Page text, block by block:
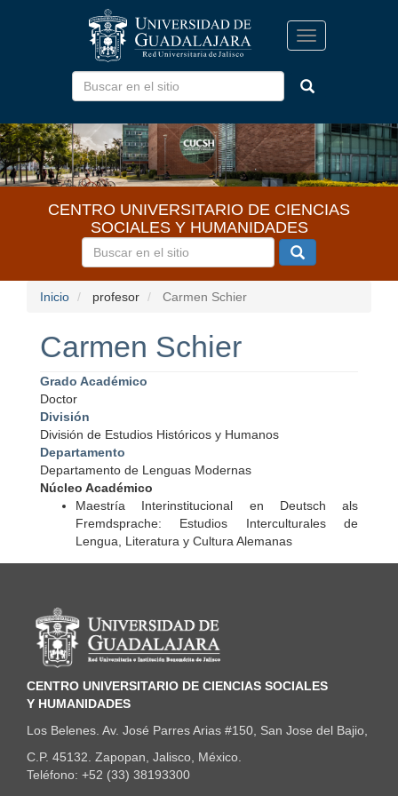
Toggle
navigation
CENTRO UNIVERSITARIO DE CIENCIAS
SOCIALES Y HUMANIDADES
Inicio profesor Carmen Schier
Carmen Schier
Grado Académico
Doctor
División
División de Estudios Históricos y Humanos
Departamento
Departamento de Lenguas Modernas
Núcleo Académico
Maestría Interinstitucional en Deutsch als
Fremdsprache: Estudios Interculturales de
Lengua, Literatura y Cultura Alemanas
Información del portal
CENTRO UNIVERSITARIO DE CIENCIAS SOCIALES
Y HUMANIDADES
Los Belenes. Av. José Parres Arias #150, San Jose del Bajio,
C.P. 45132. Zapopan, Jalisco, México.
Teléfono: +52 (33) 38193300